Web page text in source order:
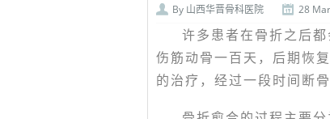
By 山西华晋骨科医院 28
许多患者在骨折之后
伤筋动骨一百天，后期恢
的治疗，经过一段时间断